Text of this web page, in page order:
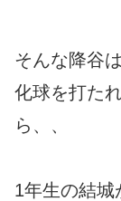
そんな降谷
化球を打た
ら、、
1年生の結城